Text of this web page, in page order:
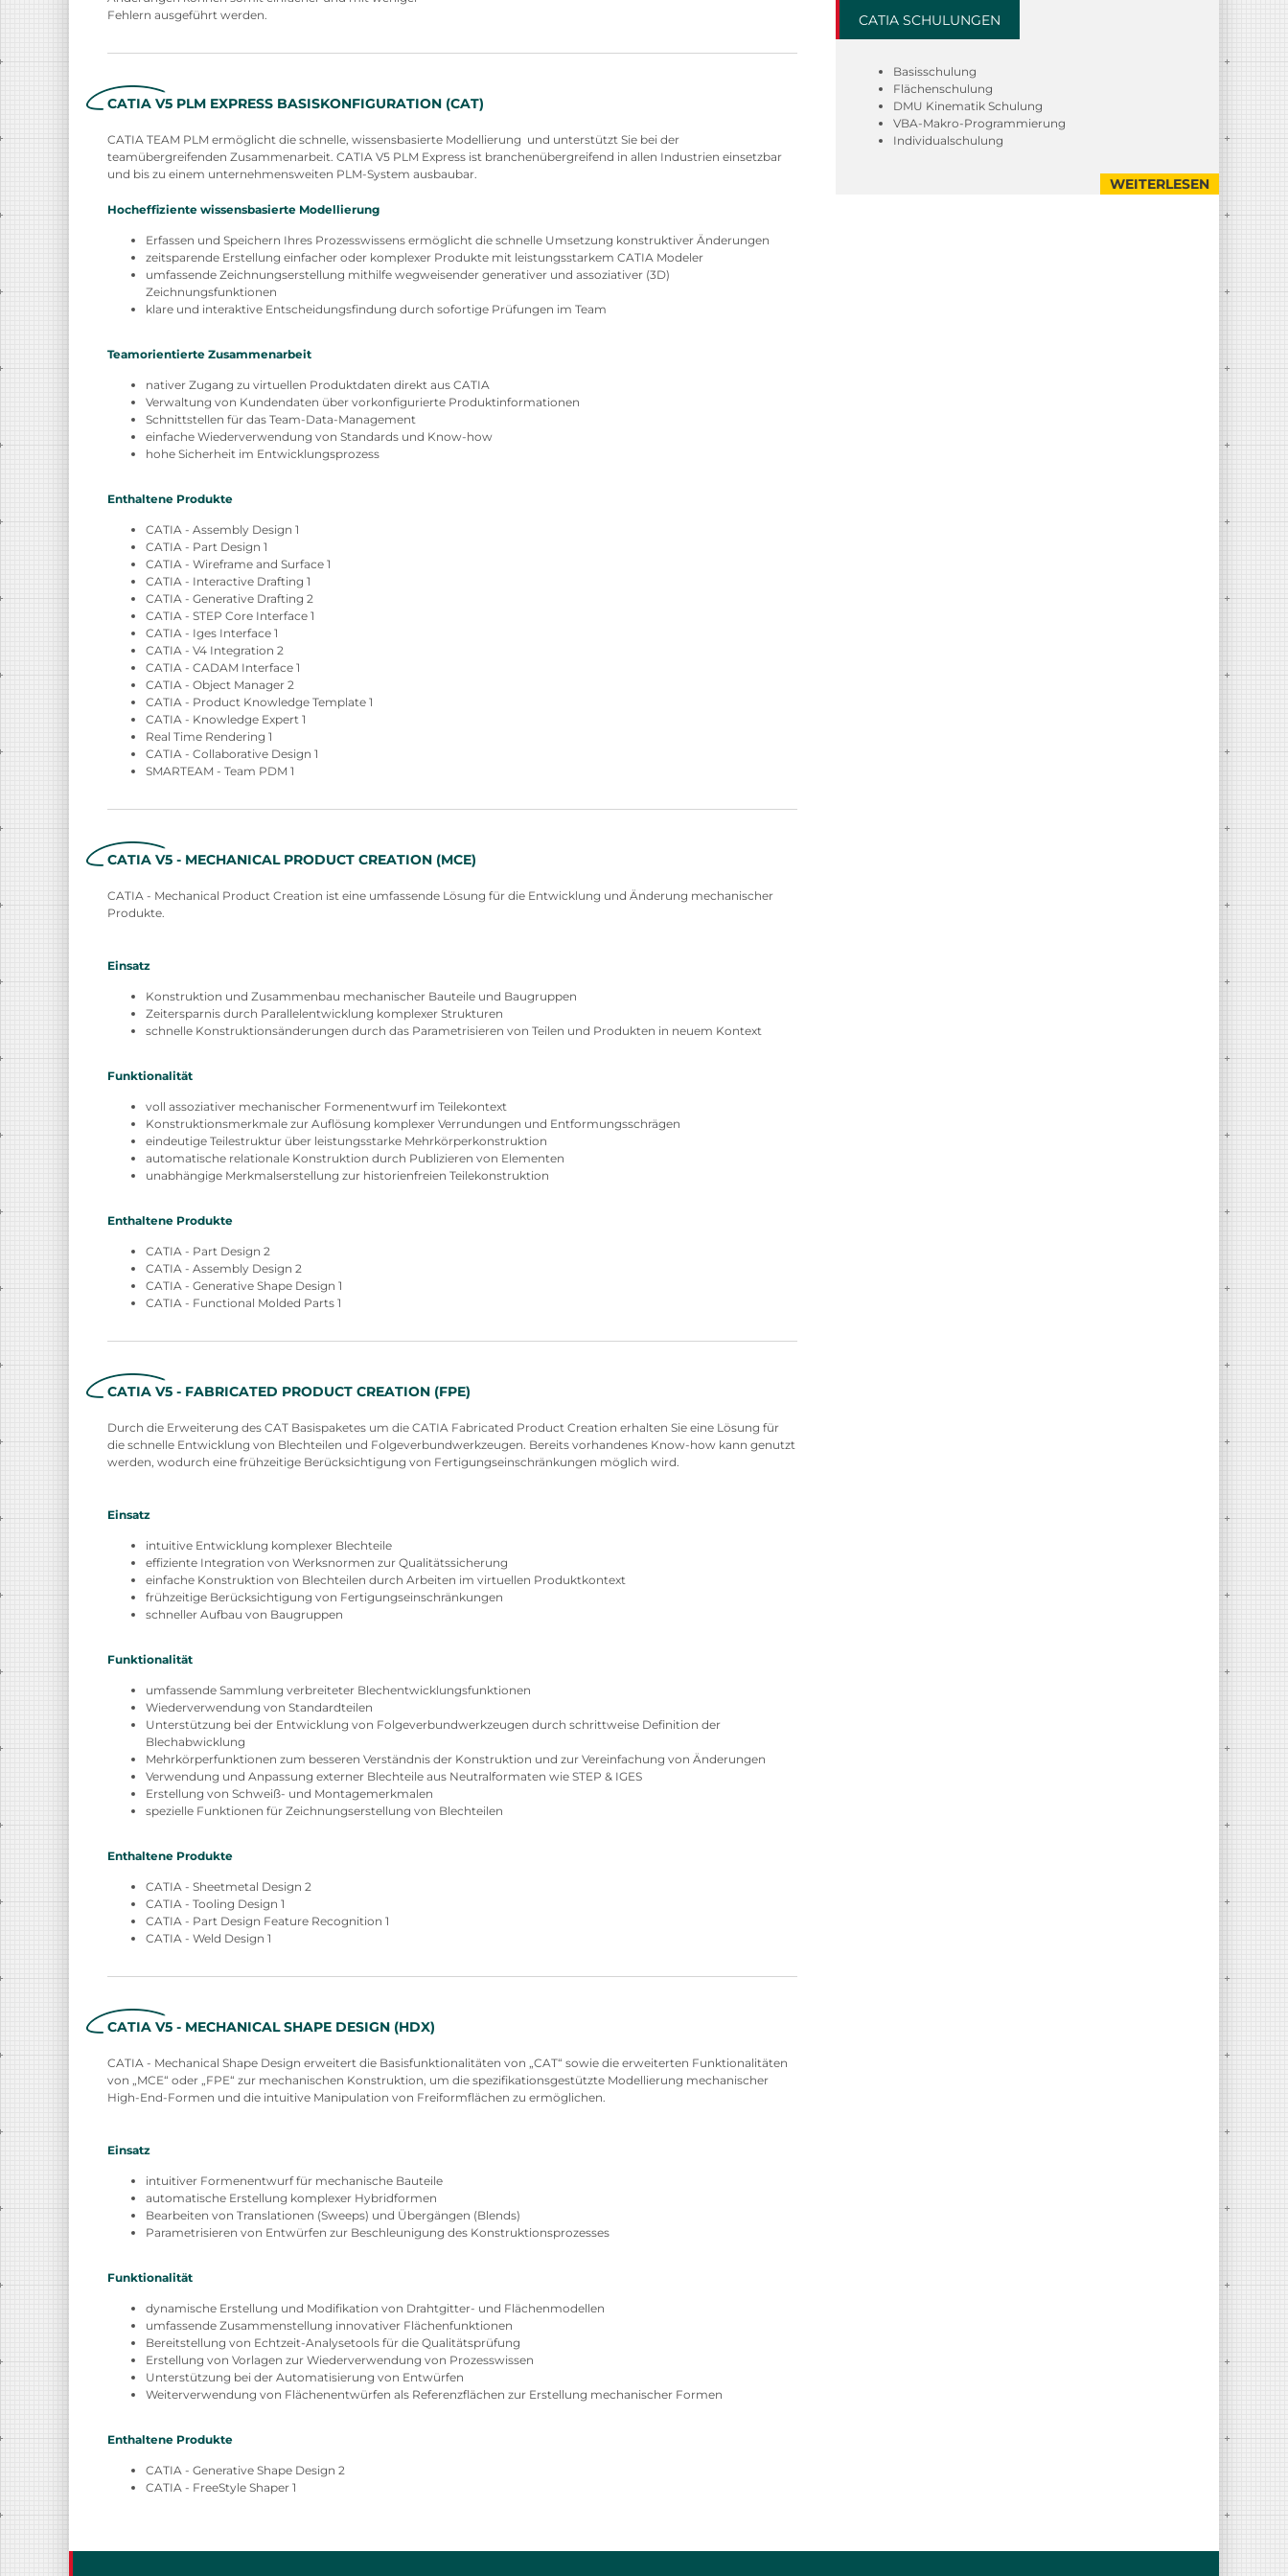
Fehlern ausgeführt werden.
CATIA V5 PLM EXPRESS BASISKONFIGURATION (CAT)
CATIA TEAM PLM ermöglicht die schnelle, wissensbasierte Modellierung und unterstützt Sie bei der
teamübergreifenden Zusammenarbeit. CATIA V5 PLM Express ist branchenübergreifend in allen Industrien einsetzbar
und bis zu einem unternehmensweiten PLM-System ausbaubar.
Hocheffiziente wissensbasierte Modellierung
Erfassen und Speichern Ihres Prozesswissens ermöglicht die schnelle Umsetzung konstruktiver Änderungen
zeitsparende Erstellung einfacher oder komplexer Produkte mit leistungsstarkem CATIA Modeler
umfassende Zeichnungserstellung mithilfe wegweisender generativer und assoziativer (3D)
Zeichnungsfunktionen
klare und interaktive Entscheidungsfindung durch sofortige Prüfungen im Team
Teamorientierte Zusammenarbeit
nativer Zugang zu virtuellen Produktdaten direkt aus CATIA
Verwaltung von Kundendaten über vorkonfigurierte Produktinformationen
Schnittstellen für das Team-Data-Management
einfache Wiederverwendung von Standards und Know-how
hohe Sicherheit im Entwicklungsprozess
Enthaltene Produkte
CATIA - Assembly Design 1
CATIA - Part Design 1
CATIA - Wireframe and Surface 1
CATIA - Interactive Drafting 1
CATIA - Generative Drafting 2
CATIA - STEP Core Interface 1
CATIA - Iges Interface 1
CATIA - V4 Integration 2
CATIA - CADAM Interface 1
CATIA - Object Manager 2
CATIA - Product Knowledge Template 1
CATIA - Knowledge Expert 1
Real Time Rendering 1
CATIA - Collaborative Design 1
SMARTEAM - Team PDM 1
CATIA V5 - MECHANICAL PRODUCT CREATION (MCE)
CATIA - Mechanical Product Creation ist eine umfassende Lösung für die Entwicklung und Änderung mechanischer
Produkte.
Einsatz
Konstruktion und Zusammenbau mechanischer Bauteile und Baugruppen
Zeitersparnis durch Parallelentwicklung komplexer Strukturen
schnelle Konstruktionsänderungen durch das Parametrisieren von Teilen und Produkten in neuem Kontext
Funktionalität
voll assoziativer mechanischer Formenentwurf im Teilekontext
Konstruktionsmerkmale zur Auflösung komplexer Verrundungen und Entformungsschrägen
eindeutige Teilestruktur über leistungsstarke Mehrkörperkonstruktion
automatische relationale Konstruktion durch Publizieren von Elementen
unabhängige Merkmalserstellung zur historienfreien Teilekonstruktion
Enthaltene Produkte
CATIA - Part Design 2
CATIA - Assembly Design 2
CATIA - Generative Shape Design 1
CATIA - Functional Molded Parts 1
CATIA V5 - FABRICATED PRODUCT CREATION (FPE)
Durch die Erweiterung des CAT Basispaketes um die CATIA Fabricated Product Creation erhalten Sie eine Lösung für
die schnelle Entwicklung von Blechteilen und Folgeverbundwerkzeugen. Bereits vorhandenes Know-how kann genutzt
werden, wodurch eine frühzeitige Berücksichtigung von Fertigungseinschränkungen möglich wird.
Einsatz
intuitive Entwicklung komplexer Blechteile
effiziente Integration von Werksnormen zur Qualitätssicherung
einfache Konstruktion von Blechteilen durch Arbeiten im virtuellen Produktkontext
frühzeitige Berücksichtigung von Fertigungseinschränkungen
schneller Aufbau von Baugruppen
Funktionalität
umfassende Sammlung verbreiteter Blechentwicklungsfunktionen
Wiederverwendung von Standardteilen
Unterstützung bei der Entwicklung von Folgeverbundwerkzeugen durch schrittweise Definition der
Blechabwicklung
Mehrkörperfunktionen zum besseren Verständnis der Konstruktion und zur Vereinfachung von Änderungen
Verwendung und Anpassung externer Blechteile aus Neutralformaten wie STEP & IGES
Erstellung von Schweiß- und Montagemerkmalen
spezielle Funktionen für Zeichnungserstellung von Blechteilen
Enthaltene Produkte
CATIA - Sheetmetal Design 2
CATIA - Tooling Design 1
CATIA - Part Design Feature Recognition 1
CATIA - Weld Design 1
CATIA V5 - MECHANICAL SHAPE DESIGN (HDX)
CATIA - Mechanical Shape Design erweitert die Basisfunktionalitäten von „CAT“ sowie die erweiterten Funktionalitäten
von „MCE“ oder „FPE“ zur mechanischen Konstruktion, um die spezifikationsgestützte Modellierung mechanischer
High-End-Formen und die intuitive Manipulation von Freiformflächen zu ermöglichen.
Einsatz
intuitiver Formenentwurf für mechanische Bauteile
automatische Erstellung komplexer Hybridformen
Bearbeiten von Translationen (Sweeps) und Übergängen (Blends)
Parametrisieren von Entwürfen zur Beschleunigung des Konstruktionsprozesses
Funktionalität
dynamische Erstellung und Modifikation von Drahtgitter- und Flächenmodellen
umfassende Zusammenstellung innovativer Flächenfunktionen
Bereitstellung von Echtzeit-Analysetools für die Qualitätsprüfung
Erstellung von Vorlagen zur Wiederverwendung von Prozesswissen
Unterstützung bei der Automatisierung von Entwürfen
Weiterverwendung von Flächenentwürfen als Referenzflächen zur Erstellung mechanischer Formen
Enthaltene Produkte
CATIA - Generative Shape Design 2
CATIA - FreeStyle Shaper 1
CATIA SCHULUNGEN
Basisschulung
Flächenschulung
DMU Kinematik Schulung
VBA-Makro-Programmierung
Individualschulung
WEITERLESEN